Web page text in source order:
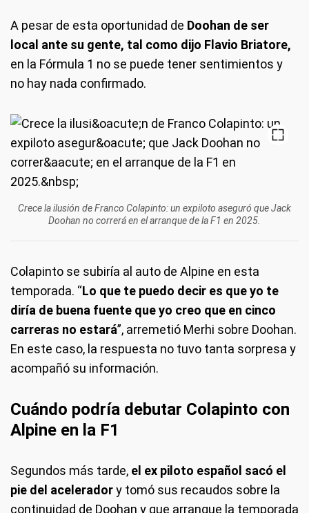
A pesar de esta oportunidad de Doohan de ser
local ante su gente, tal como dijo Flavio Briatore,
en la Fórmula 1 no se puede tener sentimientos y
no hay nada confirmado.
Crece la ilusión de Franco Colapinto: un expiloto aseguró que Jack
Doohan no correrá en el arranque de la F1 en 2025.
Colapinto se subiría al auto de Alpine en esta
temporada. “Lo que te puedo decir es que yo te
diría de buena fuente que yo creo que en cinco
carreras no estará”, arremetió Merhi sobre Doohan.
En este caso, la respuesta no tuvo tanta sorpresa y
acompañó su información.
Cuándo podría debutar Colapinto con
Alpine en la F1
Segundos más tarde, el ex piloto español sacó el
pie del aceleradory tomó sus recaudos sobre la
continuidad de Doohan y que arranque la temporada